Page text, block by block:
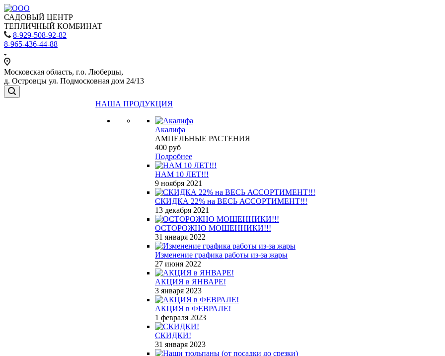
САДОВЫЙ ЦЕНТР
ТЕПЛИЧНЫЙ КОМБИНАТ
8-929-508-92-82
8-965-436-44-88
Московская область, г.о. Люберцы,
д. Островцы ул. Подмосковная дом 24/13
НАША ПРОДУКЦИЯ
Акалифа
АМПЕЛЬНЫЕ РАСТЕНИЯ
400 руб
Подробнее
НАМ 10 ЛЕТ!!!
9 ноября 2021
СКИДКА 22% на ВЕСЬ АССОРТИМЕНТ!!!
13 декабря 2021
ОСТОРОЖНО МОШЕННИКИ!!!
31 января 2022
Изменение графика работы из-за жары
27 июня 2022
АКЦИЯ в ЯНВАРЕ!
3 января 2023
АКЦИЯ в ФЕВРАЛЕ!
1 февраля 2023
СКИДКИ!
31 января 2023